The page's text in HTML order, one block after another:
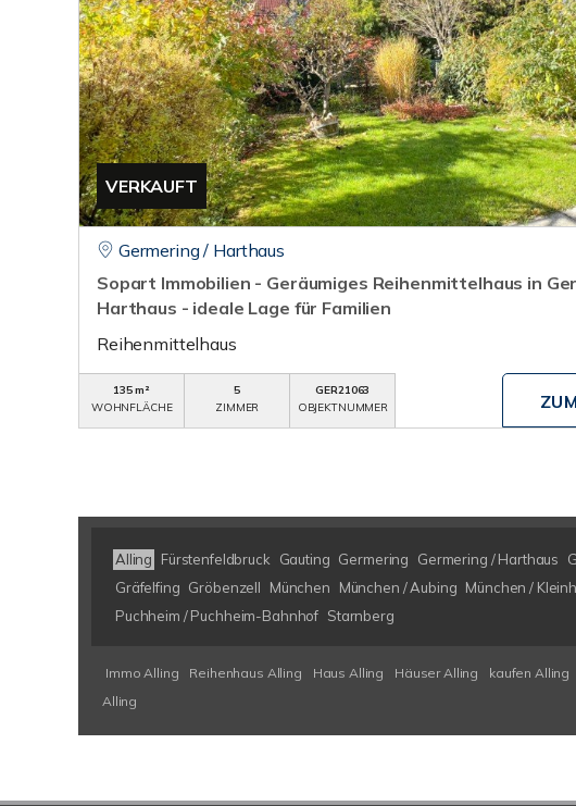
VERKAUFT
Germering / Harthaus
Sopart Immobilien - Geräumiges Reihenmittelhaus in
Harthaus - ideale Lage für Familien
Reihenmittelhaus
135 m²
WOHNFLÄCHE
5
ZIMMER
GER21063
OBJEKTNUMMER
Alling Fürstenfeldbruck Gauting Germering Germering / Harthaus
Gräfelfing Gröbenzell München München / Aubing München /
Puchheim / Puchheim-Bahnhof Starnberg
Immo Alling Reihenhaus Alling Haus Alling Häuser Alling kaufen Alling
Alling